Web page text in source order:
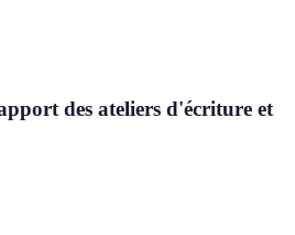
des ateliers d'écriture et